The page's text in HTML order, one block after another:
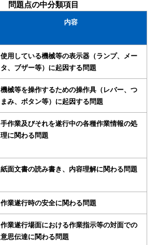
問題点の中分類項目
内容
使用している機械等の表示器（ランプ、メー
タ、ブザー等）に起因する問題
機械等を操作するための操作具（レバー、つ
まみ、ボタン等）に起因する問題
手作業及びそれを遂行中の各種作業情報の処
理に関わる問題
紙面文書の読み書き、内容理解に関わる問題
作業遂行時の安全に関わる問題
作業遂行場面における作業指示等の対面での
意思伝達に関わる問題